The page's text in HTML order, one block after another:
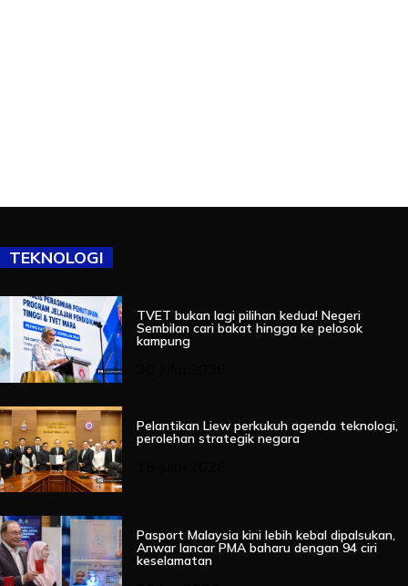
TEKNOLOGI
TVET bukan lagi pilihan kedua! Negeri
Sembilan cari bakat hingga ke pelosok
kampung
Pelantikan Liew perkukuh agenda teknologi,
perolehan strategik negara
Pasport Malaysia kini lebih kebal dipalsukan,
Anwar lancar PMA baharu dengan 94 ciri
keselamatan